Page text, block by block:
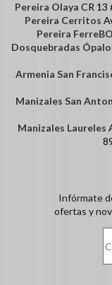
Pereira Olaya CR 13
Pereira Cerritos
Pereira
Dosquebradas Ópalo
Armenia San
Manizales San
Manizales Laureles
Infórmate
ofertas y